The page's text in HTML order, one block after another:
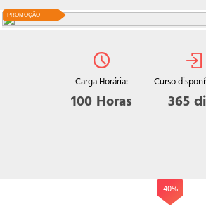
PROMOÇÃO
Carga Horária:
100 Horas
Curso
365
-40%